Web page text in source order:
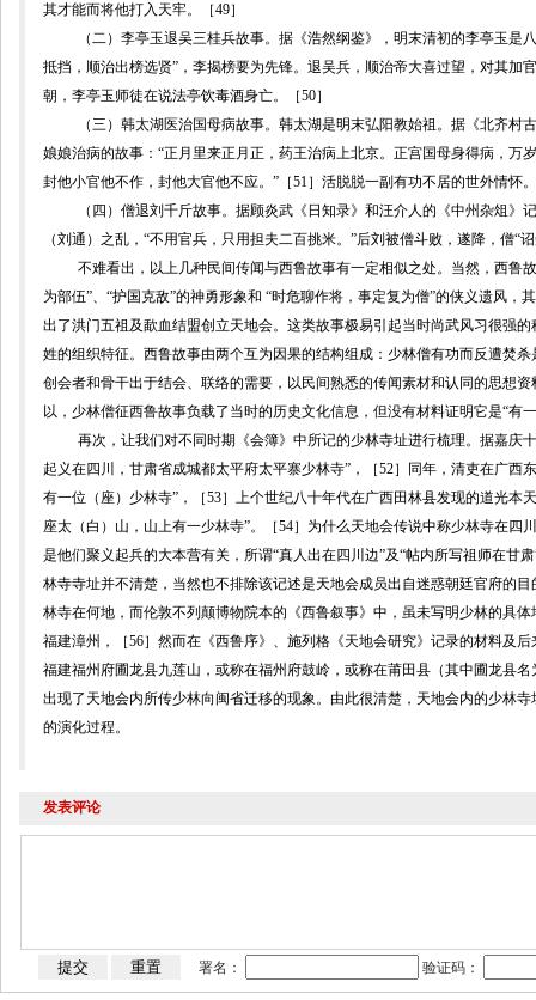
其才能而将他打入天牢。［49］
（二）李亭玉退吴三桂兵故事。据《浩然纲鉴》，明末清初的李亭玉是
抵挡，顺治出榜选贤”，李揭榜要为先锋。退吴兵，顺治帝大喜过望，对其加
朝，李亭玉师徒在说法亭饮毒酒身亡。［50］
（三）韩太湖医治国母病故事。韩太湖是明末弘阳教始祖。据《北齐
娘娘治病的故事：“正月里来正月正，药王治病上北京。正宫国母身得病，万
封他小官他不作，封他大官他不应。”［51］活脱脱一副有功不居的世外情怀。
（四）僧退刘千斤故事。据顾炎武《日知录》和汪介人的《中州杂俎
（刘通）之乱，“不用官兵，只用担夫二百挑米。”后刘被僧斗败，遂降，僧“
不难看出，以上几种民间传闻与西鲁故事有一定相似之处。当然，西鲁
为部伍”、“护国克敌”的神勇形象和 “时危聊作将，事定复为僧”的侠义遗风
出了洪门五祖及歃血结盟创立天地会。这类故事极易引起当时尚武风习很强
姓的组织特征。西鲁故事由两个互为因果的结构组成：少林僧有功而反遭焚
创会者和骨干出于结会、联络的需要，以民间熟悉的传闻素材和认同的思想
以，少林僧征西鲁故事负载了当时的历史文化信息，但没有材料证明它是“有
再次，让我们对不同时期《会簿》中所记的少林寺址进行梳理。据嘉庆
起义在四川，甘肃省成城都太平府太平寨少林寺”，［52］同年，清吏在广西
有一位（座）少林寺”，［53］上个世纪八十年代在广西田林县发现的道光本
座太（白）山，山上有一少林寺”。［54］为什么天地会传说中称少林寺在四
是他们聚义起兵的大本营有关，所谓“真人出在四川边”及“帖内所写祖师在甘
林寺寺址并不清楚，当然也不排除该记述是天地会成员出自迷惑朝廷官府的
林寺在何地，而伦敦不列颠博物院本的《西鲁叙事》中，虽未写明少林的具
福建漳州，［56］然而在《西鲁序》、施列格《天地会研究》记录的材料及
福建福州府圃龙县九莲山，或称在福州府鼓岭，或称在莆田县（其中圃龙县
出现了天地会内所传少林向闽省迁移的现象。由此很清楚，天地会内的少林
的演化过程。
发表评论
署名：
验证码：